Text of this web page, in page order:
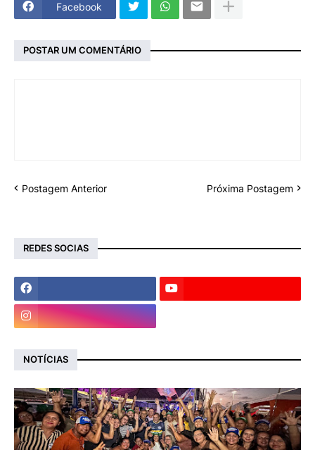
Facebook
POSTAR UM COMENTÁRIO
Postagem Anterior Próxima Postagem
REDES SOCIAS
NOTÍCIAS